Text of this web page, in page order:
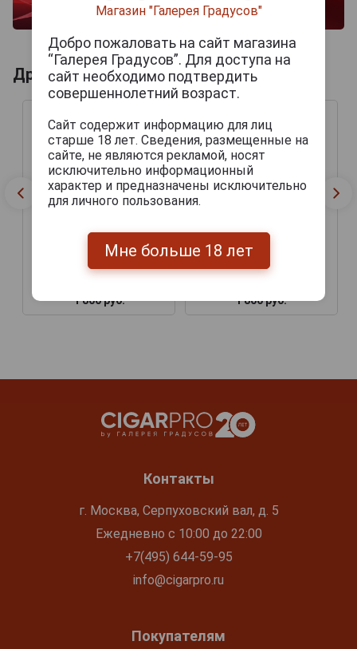
Другие продукты бренда A. TURRENT
Casa Turrent Serie 1942
Gran Robusto
1 800 руб.
Сигары Casa Turrent
1 800 руб.
Контакты
г. Москва, Серпуховский вал, д. 5
Ежедневно с 10:00 до 22:00
+7(495) 644-59-95
info@cigarpro.ru
Покупателям
Магазин "Галерея Градусов"
Добро пожаловать на сайт магазина
“Галерея Градусов”. Для доступа на
сайт необходимо подтвердить
совершеннолетний возраст.
Сайт содержит информацию для лиц
старше 18 лет. Сведения, размещенные на
сайте, не являются рекламой, носят
исключительно информационный
характер и предназначены исключительно
для личного пользования.
Мне больше 18 лет